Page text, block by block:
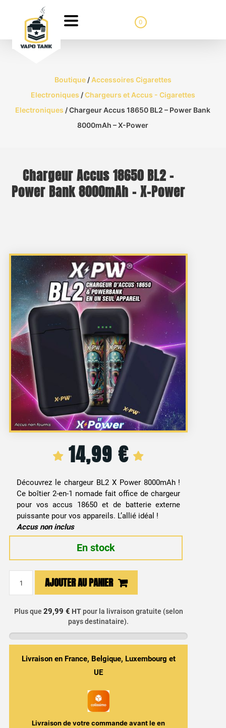
0
Boutique/ Accessoires Cigarettes
Electroniques /Chargeurs et Accus - Cigarettes
Electroniques / Chargeur Accus 18650 BL2 – Power Bank
8000mAh – X-Power
Chargeur Accus 18650 BL2 –
Power Bank 8000mAh – X-Power
14,99 €
Découvrez le chargeur BL2 X Power 8000mAh !
Ce boîtier 2-en-1 nomade fait office de chargeur
pour vos accus 18650 et de batterie externe
puissante pour vos appareils. L’allié idéal !
Accus non inclus
En stock
Accus
BL2
-
Power
AJOUTER AU PANIER
Plus que 29,99 € HTpour la livraison gratuite (selon
pays destinataire).
Livraison en France, Belgique, Luxembourg et
UE
Livraison de votre commande avant leen